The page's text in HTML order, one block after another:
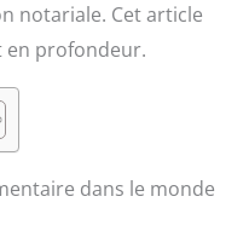
notariale. Cet article
en profondeur.
dans le monde